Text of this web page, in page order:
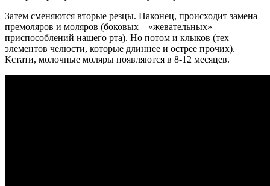
Затем сменяются вторые резцы. Наконец, происходит замена
премоляров и моляров (боковых – «жевательных» –
приспособлений нашего рта). Но потом и клыков (тех
элементов челюсти, которые длиннее и острее прочих).
Кстати, молочные моляры появляются в 8-12 месяцев.